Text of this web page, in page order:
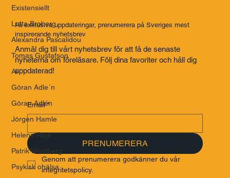
Existensiellt
Lotta Broberg
Alexandra Pascalidou
Tomas Gustafson
AI
Göran Adle´n
Göran Adlén
Jörgen Hamle
Helena Reje
Patrik Westberg
Psykisk ohälsa
Få exklusiva uppdateringar, prenumerera på Sveriges mest
inspirerande nyhetsbrev
Anmäl dig till vårt nyhetsbrev för att få de senaste
nyheterna om föreläsare. Följ dina favoriter och håll dig
uppdaterad!
Email *
PRENUMERERA
Genom att prenumerera godkänner du vår
integritetspolicy.